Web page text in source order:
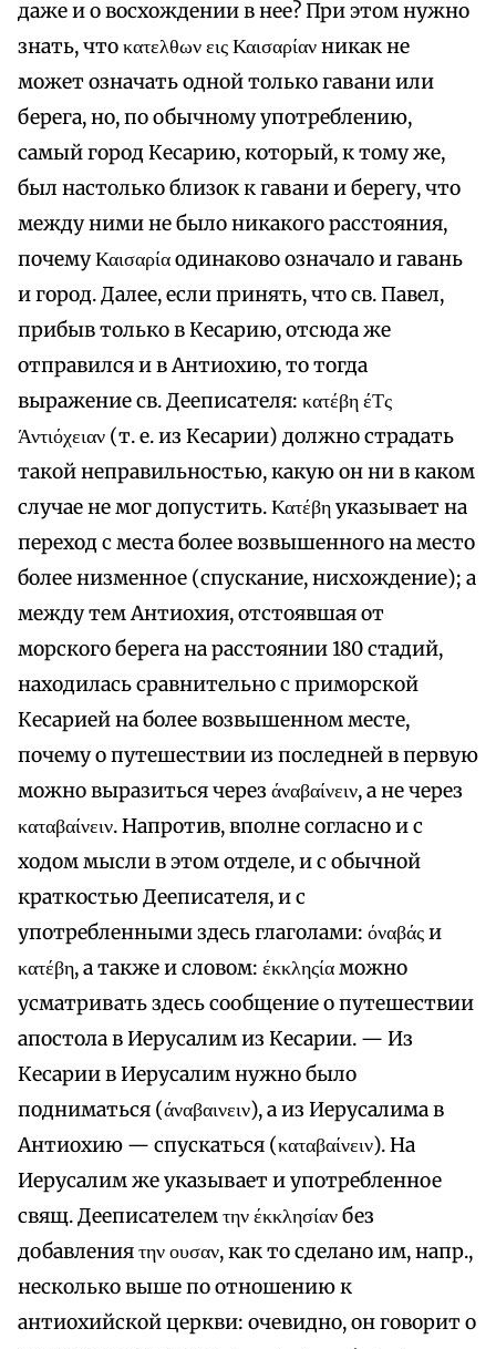
даже и о восхождении в нее? При этом нужно
знать, что κατελθων εις Καισαρίαν никак не
может означать одной только гавани или
берега, но, по обычному употреблению,
самый город Кесарию, который, к тому же,
был настолько близок к гавани и берегу, что
между ними не было никакого расстояния,
почему Καισαρία одинаково означало и гавань
и город. Далее, если принять, что св. Павел,
прибыв только в Кесарию, отсюда же
отправился и в Антиохию, то тогда
выражение св. Дееписателя: κατέβη έΤς
Άντιόχειαν (т. е. из Кесарии) должно страдать
такой неправильностью, какую он ни в каком
случае не мог допустить. Κατέβη указывает на
переход с места более возвышенного на место
более низменное (спускание, нисхождение); а
между тем Антиохия, отстоявшая от
морского берега на расстоянии 180 стадий,
находилась сравнительно с приморской
Кесарией на более возвышенном месте,
почему о путешествии из последней в первую
можно выразиться через άναβαίνειν, а не через
καταβαίνειν. Напротив, вполне согласно и с
ходом мысли в этом отделе, и с обычной
краткостью Дееписателя, и с
употребленными здесь глаголами: όναβάς и
κατέβη, а также и словом: έκκληςία можно
усматривать здесь сообщение о путешествии
апостола в Иерусалим из Кесарии. — Из
Кесарии в Иерусалим нужно было
подниматься (άναβαινειν), а из Иерусалима в
Антиохию — спускаться (καταβαίνειν). На
Иерусалим же указывает и употребленное
свящ. Дееписателем την έκκλησίαν без
добавления την ουσαν, как то сделано им, напр.,
несколько выше по отношению к
антиохийской церкви: очевидно, он говорит о